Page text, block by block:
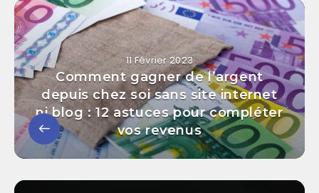
11 Février 2023
Comment gagner de l’argent
depuis chez soi sans site internet
ni blog : 12 astuces pour compléter
vos revenus